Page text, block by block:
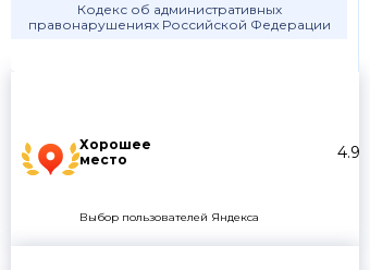
Хорошее
место
4.9
Выбор пользователей Яндекса
Кодекс об административных
правонарушениях Российской Федерации